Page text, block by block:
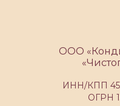
ООО
ИНН/КПП
ОГРН